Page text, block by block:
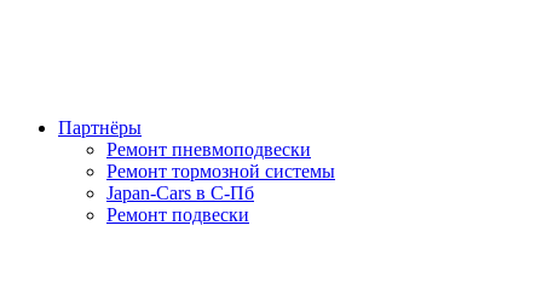
Партнёры
Ремонт пневмоподвески
Ремонт тормозной системы
Japan-Cars в С-Пб
Ремонт подвески